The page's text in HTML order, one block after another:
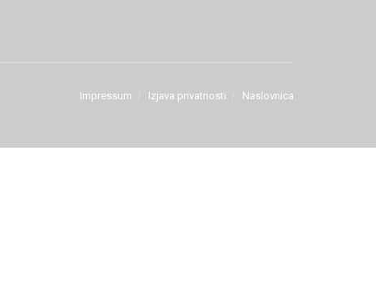
Impressum Izjava privatnosti Naslovnica